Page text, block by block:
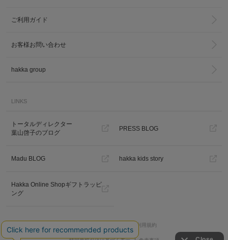
ご利用ガイド
お客様お問い合わせ
hakka group
LINKS
トータルディレクター
葉山啓子のブログ
PRESS BLOG
Madu BLOG hakka kids story
Hakka Online Shopギフトラッピ
ング
ご利用規約